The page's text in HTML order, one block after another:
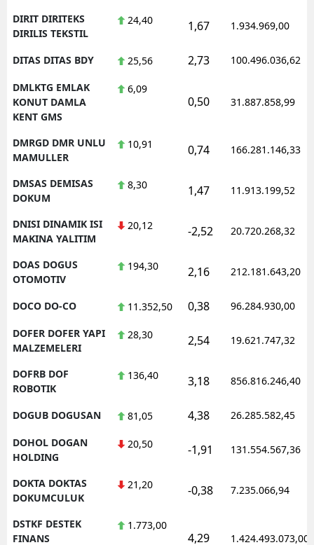
DIRIT DIRITEKS
DIRILIS TEKSTIL
24,40 1,67 1.934.969,00
DITAS DITAS BDY 25,56 2,73 100.496.036,62
DMLKTG EMLAK
KONUT DAMLA
KENT GMS
6,09
0,50 31.887.858,99
DMRGD DMR UNLU
MAMULLER
10,91 0,74 166.281.146,33
DMSAS DEMISAS
DOKUM
8,30 1,47 11.913.199,52
DNISI DINAMIK ISI
MAKINA YALITIM
20,12 -2,52 20.720.268,32
DOAS DOGUS
OTOMOTIV
194,30 2,16 212.181.643,20
DOCO DO-CO 11.352,50 0,38 96.284.930,00
DOFER DOFER YAPI
MALZEMELERI
28,30 2,54 19.621.747,32
DOFRB DOF
ROBOTIK
136,40 3,18 856.816.246,40
DOGUB DOGUSAN 81,05 4,38 26.285.582,45
DOHOL DOGAN
HOLDING
20,50 -1,91 131.554.567,36
DOKTA DOKTAS
DOKUMCULUK
21,20 -0,38 7.235.066,94
DSTKF DESTEK
FINANS
1.773,00
4,29 1.424.493.073,00